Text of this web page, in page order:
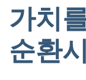
가치
순환